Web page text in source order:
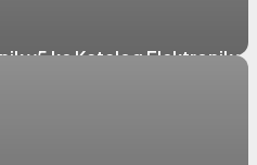
v5 ke Katalog Elektronik v6